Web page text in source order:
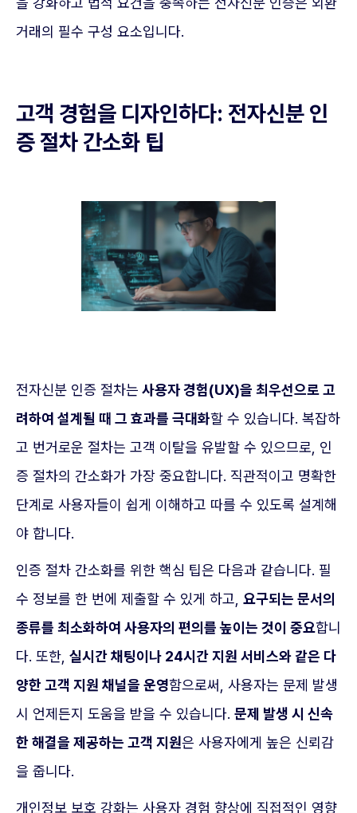
거래의 필수 구성 요소입니다.
고객 경험을 디자인하다: 전자신분 인
증 절차 간소화 팁
전자신분 인증 절차는 사용자 경험(UX)을 최우선으로 고
려하여 설계될 때 그 효과를 극대화할 수 있습니다. 복잡하
고 번거로운 절차는 고객 이탈을 유발할 수 있으므로, 인
증 절차의 간소화가 가장 중요합니다. 직관적이고 명확한
단계로 사용자들이 쉽게 이해하고 따를 수 있도록 설계해
야 합니다.
인증 절차 간소화를 위한 핵심 팁은 다음과 같습니다. 필
수 정보를 한 번에 제출할 수 있게 하고, 요구되는 문서의
종류를 최소화하여 사용자의 편의를 높이는 것이 중요합니
다. 또한, 실시간 채팅이나 24시간 지원 서비스와 같은 다
양한 고객 지원 채널을 운영함으로써, 사용자는 문제 발생
시 언제든지 도움을 받을 수 있습니다. 문제 발생 시 신속
한 해결을 제공하는 고객 지원은 사용자에게 높은 신뢰감
을 줍니다.
개인정보 보호 강화는 사용자 경험 향상에 직접적인 영향